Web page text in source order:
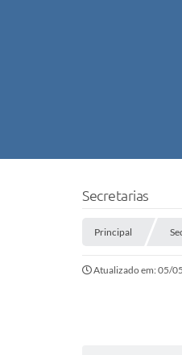
Secretarias
Principal
Atualizado em: 05/